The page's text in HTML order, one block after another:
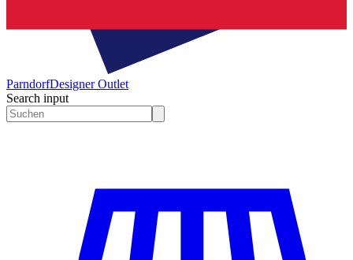
ParndorfDesigner Outlet
Search input